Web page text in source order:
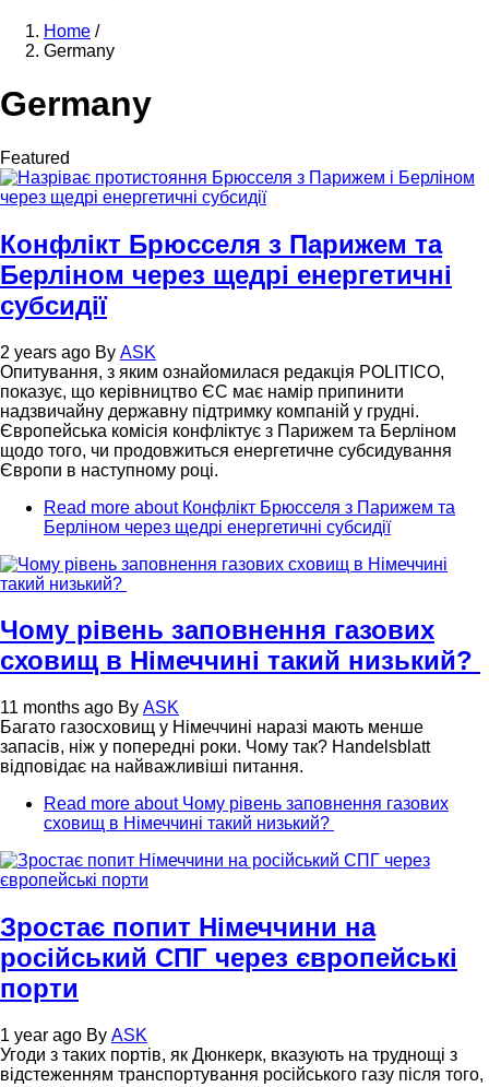
Home /
Germany
Germany
Featured
Конфлікт Брюсселя з Парижем та
Берліном через щедрі енергетичні
субсидії
2 years ago By ASK
Опитування, з яким ознайомилася редакція POLITICO,
показує, що керівництво ЄС має намір припинити
надзвичайну державну підтримку компаній у грудні.
Європейська комісія конфліктує з Парижем та Берліном
щодо того, чи продовжиться енергетичне субсидування
Європи в наступному році.
Read more about Конфлікт Брюсселя з Парижем та
Берліном через щедрі енергетичні субсидії
Чому рівень заповнення газових
сховищ в Німеччині такий низький?
11 months ago By ASK
Багато газосховищ у Німеччині наразі мають менше
запасів, ніж у попередні роки. Чому так? Handelsblatt
відповідає на найважливіші питання.
Read more about Чому рівень заповнення газових
сховищ в Німеччині такий низький?
Зростає попит Німеччини на
російський СПГ через європейські
порти
1 year ago By ASK
Угоди з таких портів, як Дюнкерк, вказують на труднощі з
відстеженням транспортування російського газу після того,